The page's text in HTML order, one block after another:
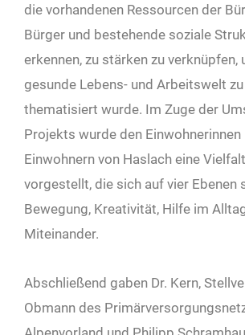
die vorhandenen Ressourcen der
Bürger und bestehende soziale
erkennen, zu stärken zu verknüpfen,
gesunde Lebens- und Arbeitswelt
thematisiert wurde. Im Zuge der
Projekts wurde den Einwohnerinnen
Einwohnern von Haslach eine
vorgestellt, die sich auf vier Ebenen
Bewegung, Kreativität, Hilfe im
Miteinander.
Abschließend gaben Dr. Kern,
Obmann des